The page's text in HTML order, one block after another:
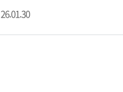
26.01.30